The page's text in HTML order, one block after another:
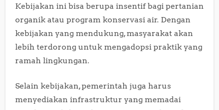
Kebijakan ini bisa berupa insentif bagi pertanian
organik atau program konservasi air. Dengan
kebijakan yang mendukung, masyarakat akan
lebih terdorong untuk mengadopsi praktik yang
ramah lingkungan.
Selain kebijakan, pemerintah juga harus
menyediakan infrastruktur yang memadai